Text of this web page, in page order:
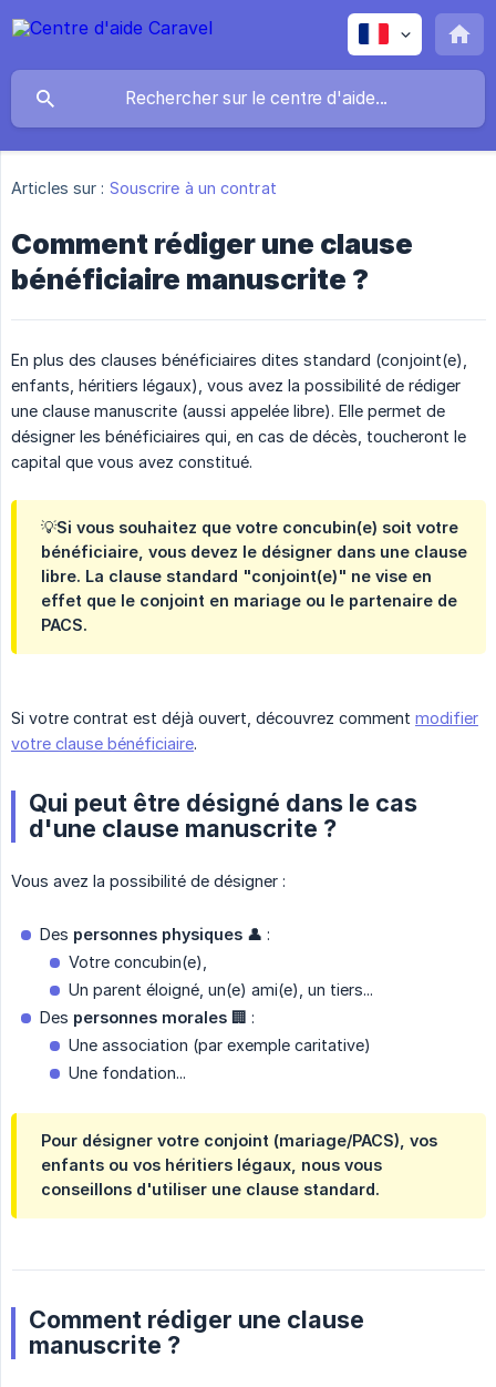
Articles sur : Souscrire à un contrat
Comment rédiger une clause
bénéficiaire manuscrite ?
En plus des clauses bénéficiaires dites standard (conjoint(e),
enfants, héritiers légaux), vous avez la possibilité de rédiger
une clause manuscrite (aussi appelée libre). Elle permet de
désigner les bénéficiaires qui, en cas de décès, toucheront le
capital que vous avez constitué.
💡Si vous souhaitez que votre concubin(e) soit votre
bénéficiaire, vous devez le désigner dans une clause
libre. La clause standard "conjoint(e)" ne vise en
effet que le conjoint en mariage ou le partenaire de
PACS.
Si votre contrat est déjà ouvert, découvrez comment modifier
votre clause bénéficiaire.
Qui peut être désigné dans le cas
d'une clause manuscrite ?
Vous avez la possibilité de désigner :
Des personnes physiques 👤 :
Votre concubin(e),
Un parent éloigné, un(e) ami(e), un tiers...
Des personnes morales 🏢 :
Une association (par exemple caritative)
Une fondation...
Pour désigner votre conjoint (mariage/PACS), vos
enfants ou vos héritiers légaux, nous vous
conseillons d'utiliser une clause standard.
Comment rédiger une clause
manuscrite ?